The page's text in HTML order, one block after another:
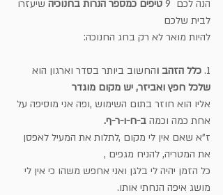
הנה לכם  9 טיפים כמספר הנרות בחנוכיה שיעזרו
לבית שלכם
להיות מואר לא רק בחג החנוכה:
1. כלל הזהב והחשוב ביותר בסדר וארגון הוא
שלכל חפץ ואביזר, יש מקום מוגדר
אליו הוא חוזר בתום השימוש ,ופה אני מוסיפה על
אחת כמה וכמה ב-ח-ו-ר-ף.
ז"א שאם אין לי מקום ,לתלות את המעיל לאפסן
את המטריה, להניח מגפים ,
כל הזמן יהיה לי בלגן ואני אחפש משהו כי אין לי
מושג איפה הנחתי אותו.